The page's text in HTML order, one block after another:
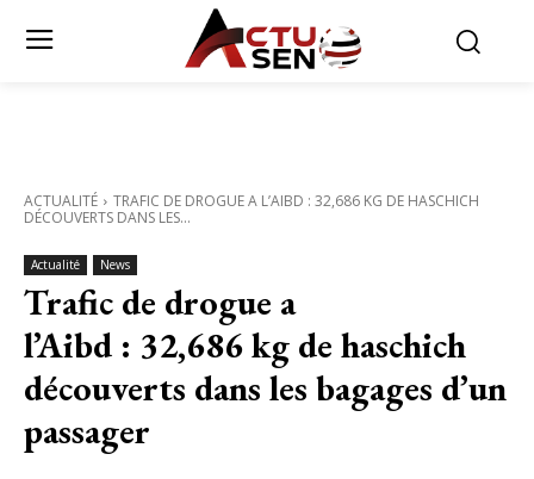
ACTUALITÉ
TRAFIC DE DROGUE A L’AIBD : 32,686 KG DE HASCHICH
DÉCOUVERTS DANS LES...
Actualité News
Trafic de drogue a
l’Aibd : 32,686 kg de haschich
découverts dans les bagages d’un
passager